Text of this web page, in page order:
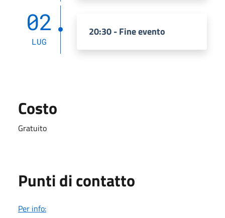
02
LUG
20:30 - Fine evento
Costo
Gratuito
Punti di contatto
Per info: